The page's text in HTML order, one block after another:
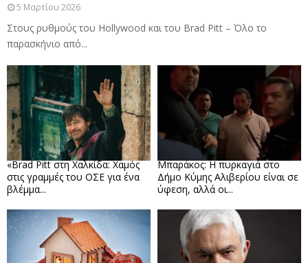
5 Μαρτίου 2026
Στους ρυθμούς του Hollywood και του Brad Pitt – Όλο το
παρασκήνιο από...
«Brad Pitt στη Χαλκίδα: Χαμός
στις γραμμές του ΟΣΕ για ένα
βλέμμα...
Μπαράκος: Η πυρκαγιά στο
Δήμο Κύμης Αλιβερίου είναι σε
ύφεση, αλλά οι...